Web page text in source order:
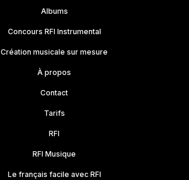
Albums
Concours RFI Instrumental
Création musicale sur mesure
À propos
Contact
Tarifs
RFI
RFI Musique
Le français facile avec RFI